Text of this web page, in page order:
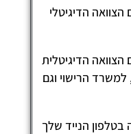
וגם
שלך